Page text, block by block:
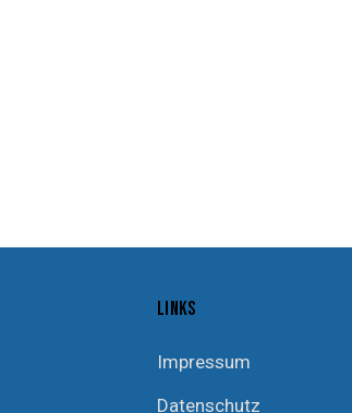
LINKS
Impressum
Datenschutz